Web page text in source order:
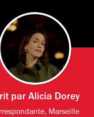
parAlicia Dorey
Marseille